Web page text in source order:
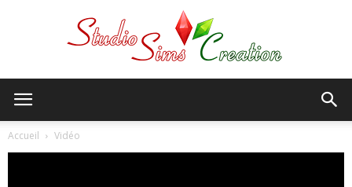
Accueil Vidéo